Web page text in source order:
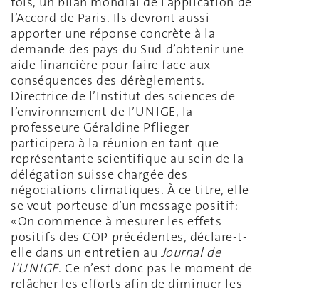
l’Accord de Paris. Ils devront aussi
apporter une réponse concrète à la
demande des pays du Sud d’obtenir une
aide financière pour faire face aux
conséquences des dérèglements.
Directrice de l’Institut des sciences de
l’environnement de l’UNIGE, la
professeure Géraldine Pflieger
participera à la réunion en tant que
représentante scientifique au sein de la
délégation suisse chargée des
négociations climatiques. À ce titre, elle
se veut porteuse d’un message positif:
«On commence à mesurer les effets
positifs des COP précédentes, déclare-t-
elle dans un entretien au Journal de
l’UNIGE. Ce n’est donc pas le moment de
relâcher les efforts afin de diminuer les